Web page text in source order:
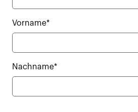
Vorname*
Nachname*